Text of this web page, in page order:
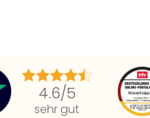
4.6/5
sehr gut